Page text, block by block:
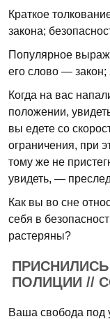
Краткое
закона;
Популярное
его слово — закон;
Когда на вас
положении,
вы едете со
ограничения, при
тому же не
увидеть, —
Как вы во сне
себя в
растеряны?
ПОЛИЦИИ //
Ваша свобода под